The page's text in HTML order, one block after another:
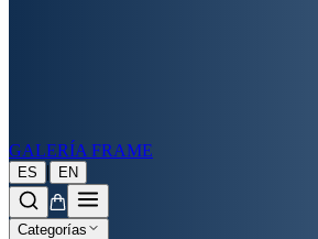
GALERÍA FRAME
ES | EN
Categorías